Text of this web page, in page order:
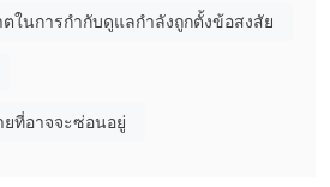
ะไรบน KOT4X ได้บ้าง?
สกุลเงินดิจิตอล, ดัชนี, พลังงาน, โลหะ,
ในการกำกับดูแลกำลังถูกตั้งข้อสงสัย
ยที่อาจจะซ่อนอยู่